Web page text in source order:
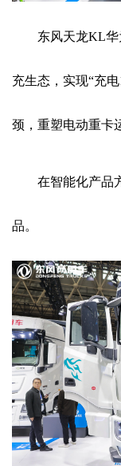
东风天龙KL
充生态，实现“充
颈，重塑电动重卡
在智能化产品
品。